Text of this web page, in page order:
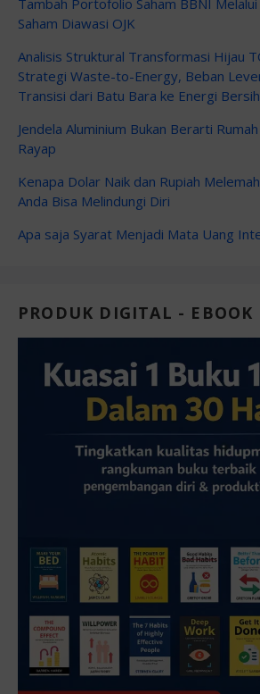
Saham Diawasi OJK
Analisis Struktural Transformasi Hijau
Strategi Waste-to-Energy, Beban
Transisi dari Batu Bara ke Energi Bersih
Jendela Aluminium Bukan Berarti
Rayap
Kenapa Dolar Naik dan Rupiah
Anda Bisa Melindungi Diri
Apa saja Syarat Menjadi Mata Uang
PRODUK DIGITAL - EBOOK